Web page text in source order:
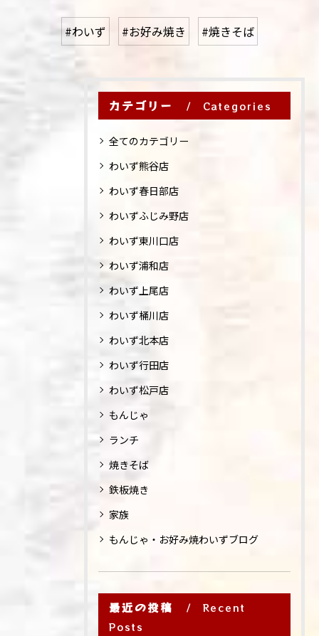
#わいず #お好み焼き #焼きそば
カテゴリー Categories
全てのカテゴリー
わいず熊谷店
わいず春日部店
わいずふじみ野店
わいず東川口店
わいず浦和店
わいず上尾店
わいず桶川店
わいず北本店
わいず行田店
わいず松戸店
もんじゃ
ランチ
焼きそば
鉄板焼き
家族
もんじゃ・お好み焼わいずブログ
最近の投稿
Recent
Posts